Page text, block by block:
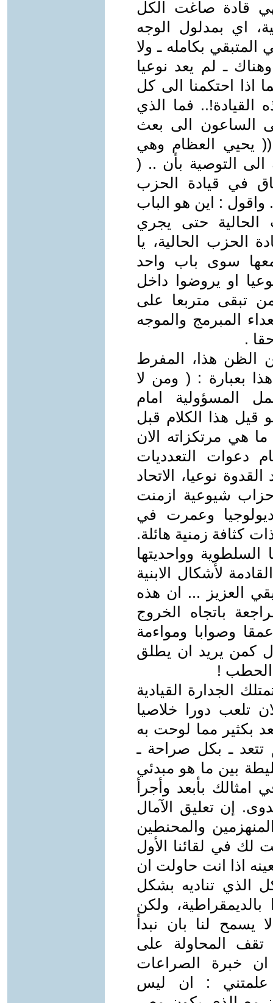
يطردونه. ص3 ) لهي قادة صاغت الكل
اي بمدلول الوجه
المتبقي بكامله ـ ولا
وهناك ـ لم يعد نوعيا
اذا احتكمنا الى كل
القيادة!.. فما الذي
الساعون الى بعث
(( يحيي العظام وهي
التوصية بأن .. (
في قيادة الحزب
صحيح ومفيد / ص4 ) ... واقول : اين هو الباب
الحالية حتى يجري
الحزب الحالية، يا
معها سوى باب واحد
او يروضوا داخل
تبقى متربعا على
المبرمج والموجه
.
الظن هذا، المفرط
بعبارة : ( ومن لا
المسؤولية امام
/ ص4 ) ... ولو قيل هذا الكلام قبل
هي مرتكزاته الان
دعوات التعدديات
نوعيا، الاتحاد
شيوعية ازمنت
وعمرت في
كثافة زمنية هائلة.
وواحديتها
لأشكال الابنية
العزيز ... ان هذه
باتجاه الخروج
وصوابا ومواءمة
كمن يريد ان يطلق
الحطب !
الجدارة القيادية
تلعب دورا خلاصيا
بكثير مما لوحت به
تتعد ـ بكل صراحة ـ
بين ما هو مبدئي
بأبعد وأجرأ
إن تعليق الآمال
والمحنطين
لك في لقائنا الأول
ـ التعجيز بعينه اذا انت حاولت ان
الذي تناديه بشكل
ولكن
يسمح لنا بان نبدأ
تقف المحاولة على
خبرة الصراعات
علمتني : ان ليس